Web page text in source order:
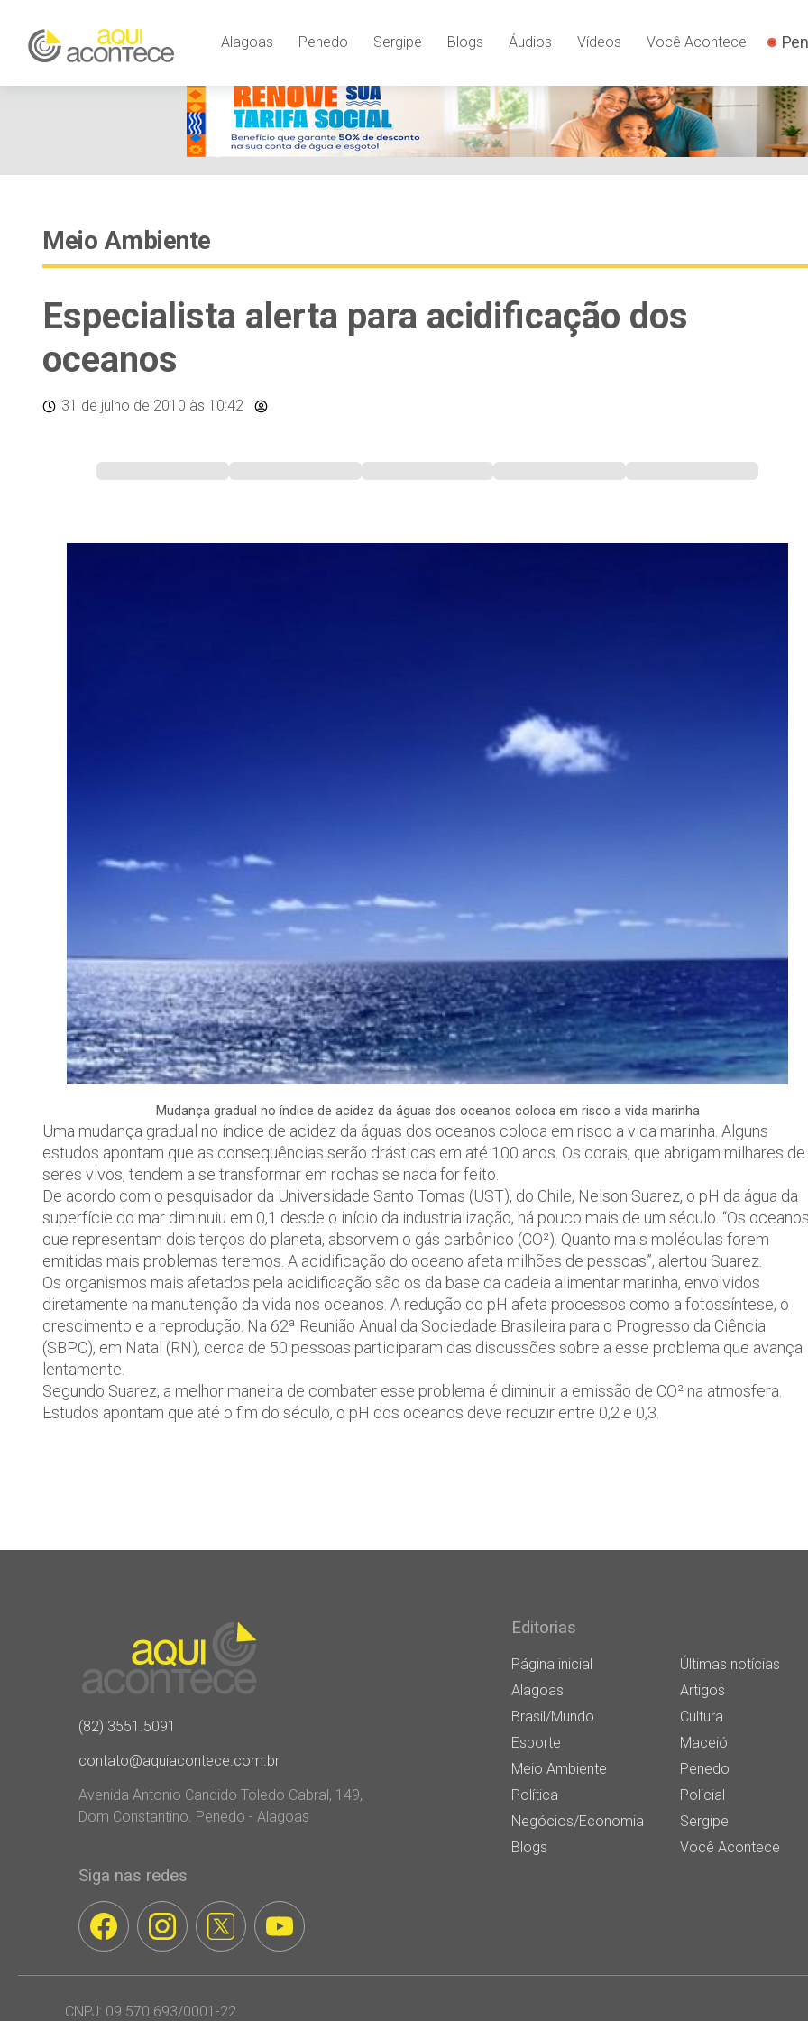
Alagoas Penedo Sergipe Blogs Áudios Vídeos Você Acontece
Meio Ambiente
Especialista alerta para acidificação dos
oceanos
31 de julho de 2010 às 10:42
Mudança gradual no índice de acidez da águas dos oceanos coloca em risco a vida marinha
Uma mudança gradual no índice de acidez da águas dos oceanos coloca em risco a vida marinha. Alguns
estudos apontam que as consequências serão drásticas em até 100 anos. Os corais, que abrigam milhares de
seres vivos, tendem a se transformar em rochas se nada for feito.
De acordo com o pesquisador da Universidade Santo Tomas (UST), do Chile, Nelson Suarez, o pH da água da
superfície do mar diminuiu em 0,1 desde o início da industrialização, há pouco mais de um século. “Os
que representam dois terços do planeta, absorvem o gás carbônico (CO²). Quanto mais moléculas forem
emitidas mais problemas teremos. A acidificação do oceano afeta milhões de pessoas”, alertou Suarez.
Os organismos mais afetados pela acidificação são os da base da cadeia alimentar marinha, envolvidos
diretamente na manutenção da vida nos oceanos. A redução do pH afeta processos como a fotossíntese, o
crescimento e a reprodução. Na 62ª Reunião Anual da Sociedade Brasileira para o Progresso da Ciência
(SBPC), em Natal (RN), cerca de 50 pessoas participaram das discussões sobre a esse problema que avança
lentamente.
Segundo Suarez, a melhor maneira de combater esse problema é diminuir a emissão de CO² na atmosfera.
Estudos apontam que até o fim do século, o pH dos oceanos deve reduzir entre 0,2 e 0,3.
(82) 3551.5091
contato@aquiacontece.com.br
Avenida Antonio Candido Toledo Cabral, 149,
Dom Constantino. Penedo - Alagoas
Siga nas redes
Editorias
Página inicial
Últimas notícias
Alagoas
Artigos
Brasil/Mundo
Cultura
Esporte
Maceió
Meio Ambiente
Penedo
Política
Policial
Negócios/Economia
Sergipe
Blogs
Você Acontece
CNPJ: 09.570.693/0001-22